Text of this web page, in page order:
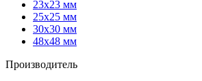
23х23 мм
25х25 мм
30х30 мм
48х48 мм
Производитель